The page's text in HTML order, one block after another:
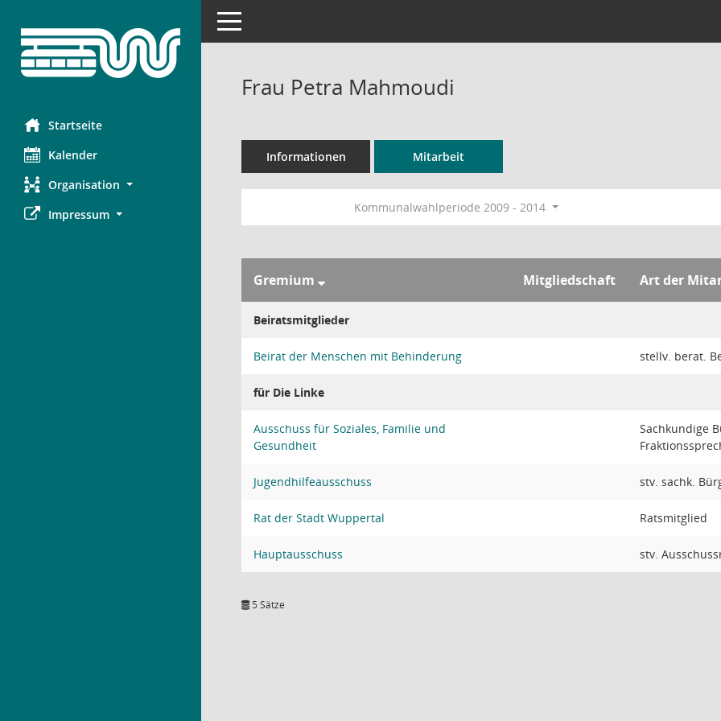
Startseite
Kalender
Organisation
Impressum
Toggle navigation
Frau Petra Mahmoudi
Informationen Mitarbeit
Kommunalwahlperiode 2009 - 2014
Gremium Mitgliedschaft Art der
Beiratsmitglieder
Beirat der Menschen mit Behinderung stellv. berat.
für Die Linke
Ausschuss für Soziales, Familie und
Gesundheit
Sachkundige
Jugendhilfeausschuss stv. sachk.
Rat der Stadt Wuppertal Ratsmitglied
Hauptausschuss stv.
5 Sätze